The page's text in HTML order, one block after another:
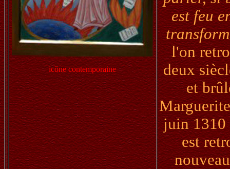
icône contemporaine
est feu
l'on
deux
et
juin 1310
est